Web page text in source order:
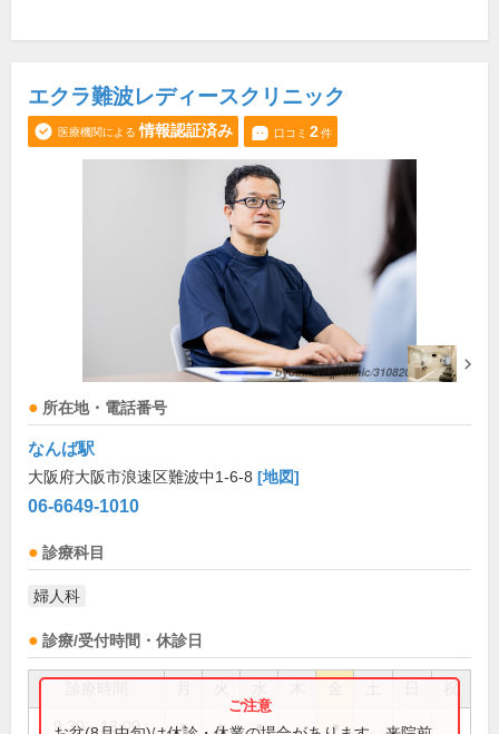
エクラ難波レディースクリニック
医療機関による 情報認証済み 口コミ 2件
所在地・電話番号
なんば駅
大阪府大阪市浪速区難波中1-6-8 [地図]
06-6649-1010
診療科目
婦人科
診療/受付時間・休診日
9:30～13:00 ● ● ● ●